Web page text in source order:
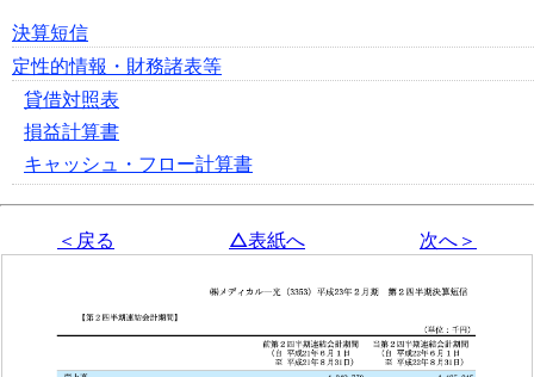
決算短信
定性的情報・財務諸表等
貸借対照表
損益計算書
キャッシュ・フロー計算書
＜戻る △表紙へ 次へ＞